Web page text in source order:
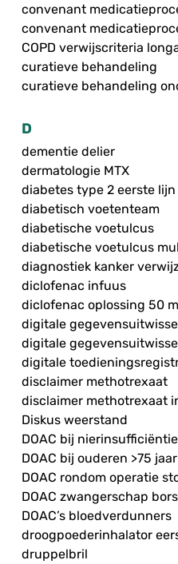
convenant
convenant
COPD verwijscriteria
curatieve behandeling
curatieve behandeling
D
dementie delier
dermatologie MTX
diabetes type 2 eerste lijn
diabetisch voetenteam
diabetische voetulcus
diabetische voetulcus
diagnostiek kanker
diclofenac infuus
diclofenac oplossing 50
digitale
digitale
digitale
disclaimer methotrexaat
disclaimer methotrexaat
Diskus weerstand
DOAC bij nierinsufficiëntie
DOAC bij ouderen >75 jaar
DOAC rondom operatie
DOAC zwangerschap
DOAC’s bloedverdunners
droogpoederinhalator
druppelbril